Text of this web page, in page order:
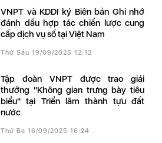
VNPT và KDDI ký Biên bản Ghi nhớ
đánh dấu hợp tác chiến lược cung
cấp dịch vụ số tại Việt Nam
Thứ Sáu 19/09/2025 12:12
Tập đoàn VNPT được trao giải
thưởng "Không gian trưng bày tiêu
biểu" tại Triển lãm thành tựu đất
nước
Thứ Ba 16/09/2025 16:24